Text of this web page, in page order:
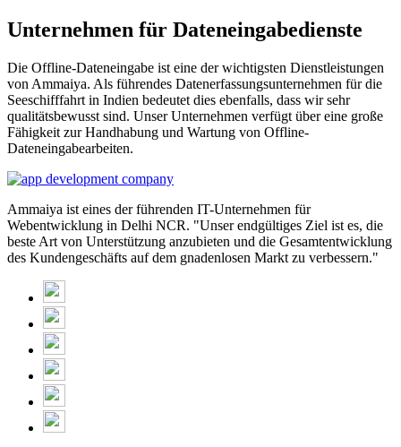
Unternehmen für Dateneingabedienste
Die Offline-Dateneingabe ist eine der wichtigsten Dienstleistungen
von Ammaiya. Als führendes Datenerfassungsunternehmen für die
Seeschifffahrt in Indien bedeutet dies ebenfalls, dass wir sehr
qualitätsbewusst sind. Unser Unternehmen verfügt über eine große
Fähigkeit zur Handhabung und Wartung von Offline-
Dateneingabearbeiten.
Ammaiya ist eines der führenden IT-Unternehmen für
Webentwicklung in Delhi NCR. "Unser endgültiges Ziel ist es, die
beste Art von Unterstützung anzubieten und die Gesamtentwicklung
des Kundengeschäfts auf dem gnadenlosen Markt zu verbessern."